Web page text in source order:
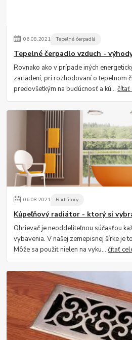
06.08.2021 Tepelné čerpadlá
Tepelné čerpadlo vzduch -
Rovnako ako v prípade iných
zariadení, pri rozhodovaní o tepelnom
predovšetkým na budúcnosť a kú...čítať
06.08.2021 Radiátory
Kúpeľňový radiátor - ktorý si
Ohrievač je neoddeliteľnou súčasťou
vybavenia. V našej zemepisnej šírke je
Môže sa použiť nielen na vyku...čítať